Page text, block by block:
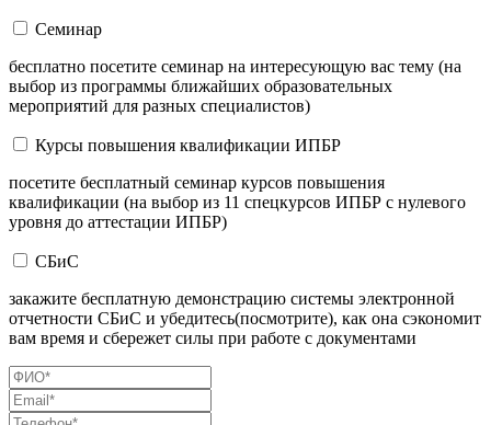
Семинар
бесплатно посетите семинар на интересующую вас тему (на
выбор из программы ближайших образовательных
мероприятий для разных специалистов)
Курсы повышения квалификации ИПБР
посетите бесплатный семинар курсов повышения
квалификации (на выбор из 11 спецкурсов ИПБР с нулевого
уровня до аттестации ИПБР)
СБиС
закажите бесплатную демонстрацию системы электронной
отчетности СБиС и убедитесь(посмотрите), как она сэкономит
вам время и сбережет силы при работе с документами